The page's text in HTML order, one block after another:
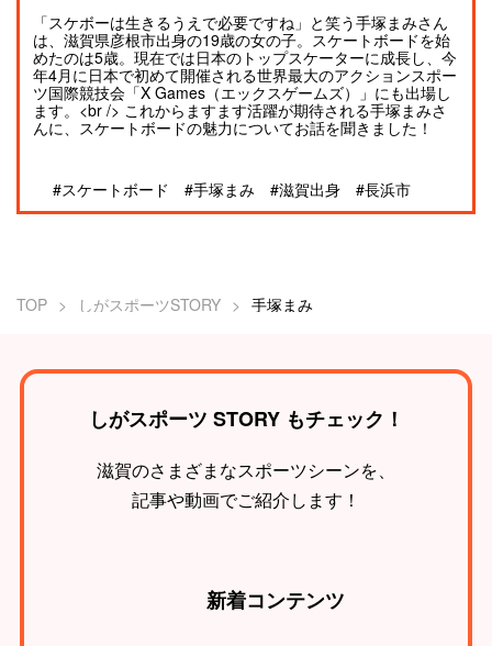
TOP しがスポーツSTORY 手塚まみ
「スケボーは生きるうえで必要ですね」と笑う手塚まみさん
は、滋賀県彦根市出身の19歳の女の子。スケートボードを始
めたのは5歳。現在では日本のトップスケーターに成長し、今
年4月に日本で初めて開催される世界最大のアクションスポー
ツ国際競技会「X Games（エックスゲームズ）」にも出場し
ます。<br /> これからますます活躍が期待される手塚まみさ
んに、スケートボードの魅力についてお話を聞きました！
#スケートボード #手塚まみ #滋賀出身 #長浜市
しがスポーツ STORY もチェック！
滋賀のさまざまなスポーツシーンを、
記事や動画でご紹介します！
新着コンテンツ